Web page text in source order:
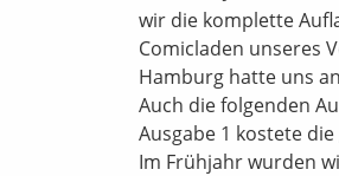
wir die komplette
Comicladen unseres
Hamburg hatte uns
Auch die folgenden
Ausgabe 1 kostete die
Im Frühjahr wurden